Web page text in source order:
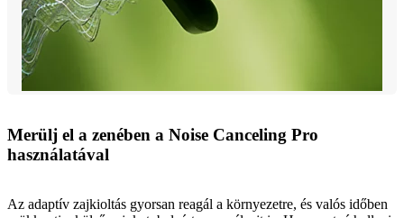
Merülj el a zenében a Noise Canceling Pro
használatával
Az adaptív zajkioltás gyorsan reagál a környezetre, és valós időben